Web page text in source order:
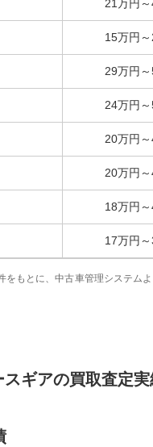
21万円 ～
15万円 ～
29万円 ～
24万円 ～
20万円 ～
20万円 ～
18万円 ～
17万円 ～
をもとに、中古車管理システム
スギアの買取査定実